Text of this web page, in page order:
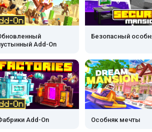
Add-On
Безопасный
Add-On Особняк мечты